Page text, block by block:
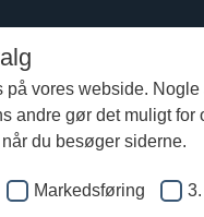
på vores webside. Nogle
andre gør det muligt for
du besøger siderne.
Markedsføring
Film om Ottar